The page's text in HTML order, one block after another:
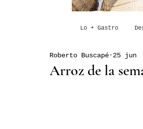
Lo + Gastro
Arroz de la
Roberto Buscapé 25 jun